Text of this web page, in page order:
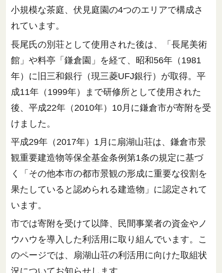
小規模な茶庭、伏見庭園の4つのエリアで構成さ
れています。
長尾氏の別荘として使用された後は、「長尾美術
館」や料亭「鎌倉園」を経て、昭和56年（1981
年）に旧三和銀行（現三菱UFJ銀行）が取得。平
成11年（1999年）まで研修所として使用された
後、平成22年（2010年）10月に鎌倉市が寄附を受
けました。
平成29年（2017年）1月に扇湖山荘は、鎌倉市景
観重要建造物等保全基金条例第1条の規定に基づ
く「その他本市の都市景観の形成に重要な役割を
果たしていると認められる建造物」に認定されて
います。
市では寄附を受けて以降、民間事業者の資金やノ
ウハウを導入した利活用に取り組んでいます。こ
のページでは、扇湖山荘の利活用に向けた取組状